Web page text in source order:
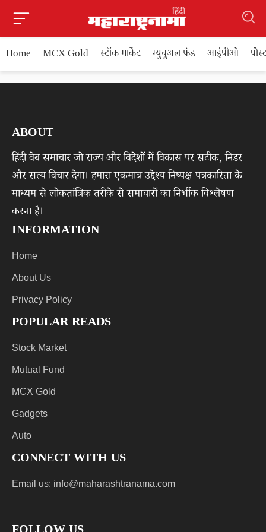
Home MCX Gold स्टॉक मार्केट म्युचुअल फंड आईपीओ
ABOUT
हिंदी वेब समाचार जो राज्य और विदेशों में विकास पर सटीक, निडर
और सत्य विचार देगा। हमारा एकमात्र उद्देश्य निष्पक्ष पत्रकारिता के
माध्यम से लोकतांत्रिक तरीके से समाचारों का निर्भीक विश्लेषण
करना है।
INFORMATION
Home
About Us
Privacy Policy
POPULAR READS
Stock Market
Mutual Fund
MCX Gold
Gadgets
Auto
CONNECT WITH US
Email us: info@maharashtranama.com